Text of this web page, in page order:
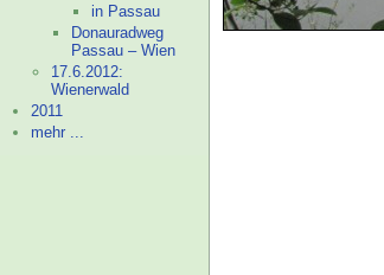
in Passau
Donauradweg
Passau – Wien
17.6.2012:
Wienerwald
2011
mehr ...